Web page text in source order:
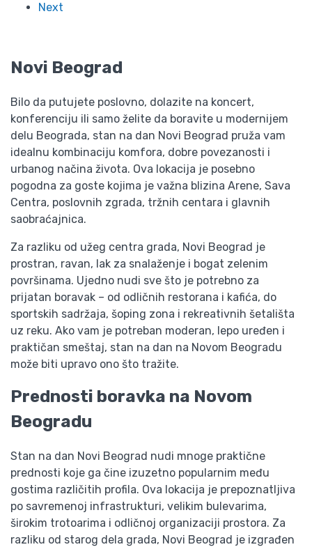
Next
Novi Beograd
Bilo da putujete poslovno, dolazite na koncert,
konferenciju ili samo želite da boravite u modernijem
delu Beograda, stan na dan Novi Beograd pruža vam
idealnu kombinaciju komfora, dobre povezanosti i
urbanog načina života. Ova lokacija je posebno
pogodna za goste kojima je važna blizina Arene, Sava
Centra, poslovnih zgrada, tržnih centara i glavnih
saobraćajnica.
Za razliku od užeg centra grada, Novi Beograd je
prostran, ravan, lak za snalaženje i bogat zelenim
površinama. Ujedno nudi sve što je potrebno za
prijatan boravak – od odličnih restorana i kafića, do
sportskih sadržaja, šoping zona i rekreativnih šetališta
uz reku. Ako vam je potreban moderan, lepo uređen i
praktičan smeštaj, stan na dan na Novom Beogradu
može biti upravo ono što tražite.
Prednosti boravka na Novom
Beogradu
Stan na dan Novi Beograd nudi mnoge praktične
prednosti koje ga čine izuzetno popularnim među
gostima različitih profila. Ova lokacija je prepoznatljiva
po savremenoj infrastrukturi, velikim bulevarima,
širokim trotoarima i odličnoj organizaciji prostora. Za
razliku od starog dela grada, Novi Beograd je izgrađen